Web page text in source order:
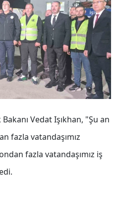
Vedat Işıkhan, "Şu an
fazla vatandaşımız
fazla vatandaşımız iş